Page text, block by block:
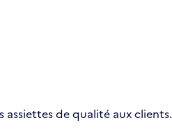
de qualité aux clients.